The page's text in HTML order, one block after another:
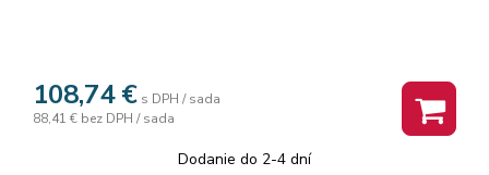
108,74 € s DPH / sada
88,41 € bez DPH / sada
Dodanie do 2-4 dní